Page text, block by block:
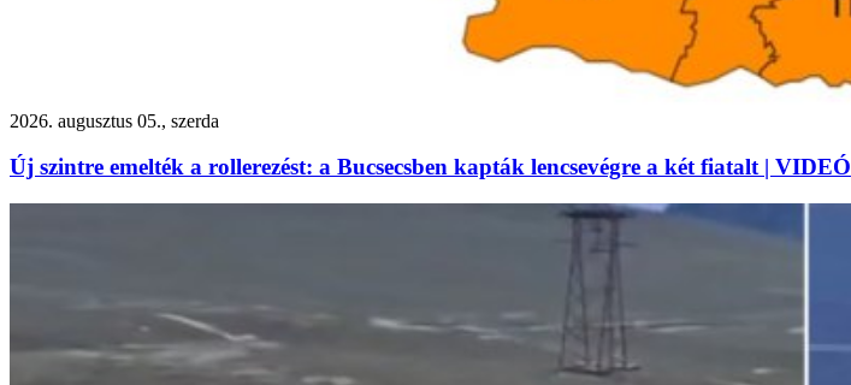
2026. augusztus 05., szerda
Új szintre emelték a rollerezést: a Bucsecsben kapták lencsevégre a két fiatalt | VIDEÓ